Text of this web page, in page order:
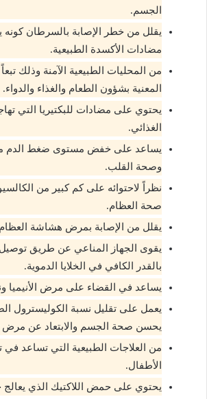
الجسم.
يقلل من خطر الإصابة بالسرطان
مضادات الأكسدة الطبيعية.
من المحليات الطبيعية الآمنة وذلك
المعنية بشؤون الطعام والغذاء والدواء.
يحتوي على مضادات للبكتيريا التي
الغذائي.
يساعد على خفض مستوى ضغط الدم
وصحة القلب.
نظراً لاحتوائه على كم كبير من
صحة العظام.
يقلل من الإصابة بمرض هشاشة
يقوى الجهاز المناعي عن طريق
بالقدر الكافي في الخلايا الدموية.
يساعد في القضاء على مرض الأنيميا
يعمل على تقليل نسبة الكوليسترول
يحسن صحة الجسم والابتعاد عن مرض
من العلاجات الطبيعية التي تساعد في
الأطفال.
يحتوي على حمض اللاكتيك الذي